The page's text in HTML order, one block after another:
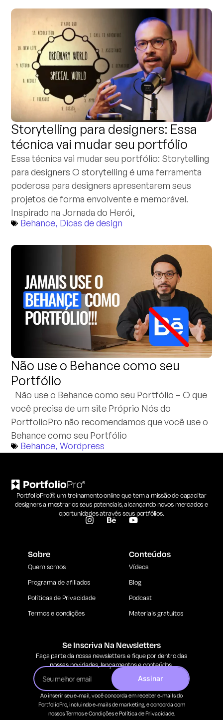
Storytelling para designers: Essa
técnica vai mudar seu portfólio
Essa técnica vai mudar seu portfólio: Storytelling
para designers O storytelling é uma ferramenta
poderosa para designers apresentarem seus
projetos de forma envolvente e memorável.
Inspirado na Jornada do Herói,
Behance, Dicas de design
Não use o Behance como seu
Portfólio
Não use o Behance como seu Portfólio – O que
você precisa de um site Próprio Nós do
PortfolioPro não recomendamos que você use o
Behance como seu Portfólio
Behance,Wordpress
PortfolioPro® um treinamento online que tem a missão de capacitar
designers a mostrar os seus potenciais, alcançando novos mercados e
oportunidades através seus portfólios.
Sobre
Quem somos
Programa de afiliados
Políticas de Privacidade
Termos e condições
Conteúdos
Vídeos
Blog
Podcast
Materiais gratuitos
Se Inscriva Na Newsletters
Faça parte da nossa newsletters e fique por dentro das
nossas novidades, lançamentos e conteúdos.
Assinar
Ao inserir seu e-mail, você concorda em receber e-mails do
PortfolioPro, incluindo e-mails de marketing, e concorda com
nossos Termos e Condições e Política de Privacidade.